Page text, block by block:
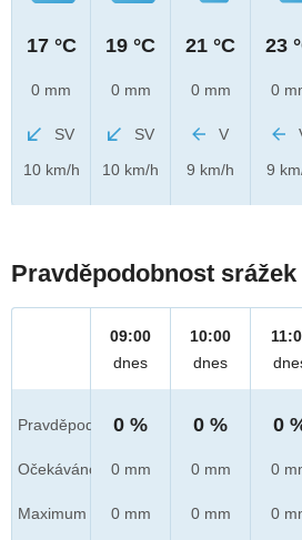
17 °C
0 mm
SV
10 km/h
19 °C
0 mm
SV
10 km/h
21 °C
0 mm
V
9 km/h
23
0
9
Pravděpodobnost srážek
Pravděpod.
Očekáváno
Maximum
09:00
dnes
0 %
0 mm
0 mm
10:00
dnes
0 %
0 mm
0 mm
0
0
0